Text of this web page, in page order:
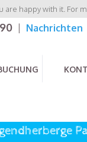
happy with it. For
Nachrichten